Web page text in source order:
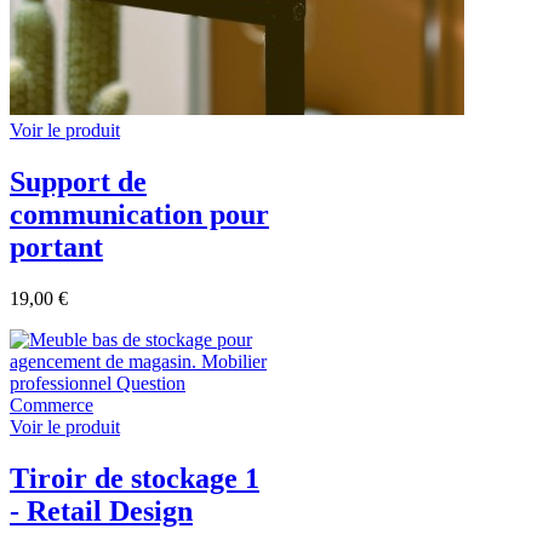
Voir le produit
Support de
communication pour
portant
19,00 €
Voir le produit
Tiroir de stockage 1
- Retail Design